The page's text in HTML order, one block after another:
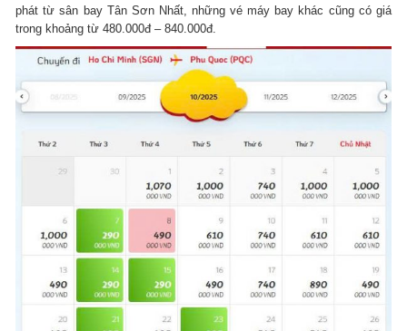
phát từ sân bay Tân Sơn Nhất, những vé máy bay khác cũng có giá
trong khoảng từ 480.000đ – 840.000đ.